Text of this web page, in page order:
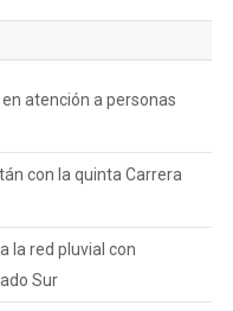
atención a personas
con la quinta Carrera
la red pluvial con
Sur